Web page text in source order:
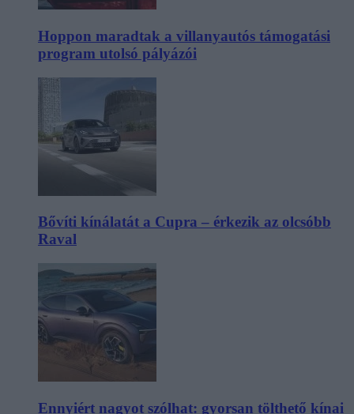
Hoppon maradtak a villanyautós támogatási
program utolsó pályázói
Bővíti kínálatát a Cupra – érkezik az olcsóbb
Raval
Ennyiért nagyot szólhat: gyorsan tölthető kínai